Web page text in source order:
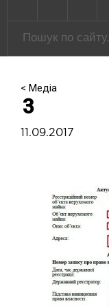
< Медіа
3
11.09.2017